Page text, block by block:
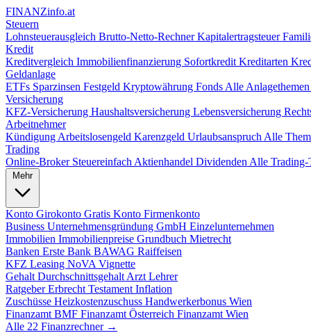
FINANZinfo.at
Steuern
Lohnsteuerausgleich Brutto-Netto-RechnerKapitalertragsteuer
Kredit
Kreditvergleich Immobilienfinanzierung Sofortkredit Kreditarten
Geldanlage
ETFs Sparzinsen Festgeld Kryptowährung Fonds Alle
Versicherung
KFZ-Versicherung Haushaltsversicherung Lebensversicherung
Arbeitnehmer
Kündigung Arbeitslosengeld Karenzgeld Urlaubsanspruch Alle
Trading
Online-Broker Steuereinfach Aktienhandel Dividenden Alle
Mehr
Konto Girokonto Gratis Konto Firmenkonto
Business Unternehmensgründung GmbH Einzelunternehmen
Immobilien Immobilienpreise Grundbuch Mietrecht
Banken Erste Bank BAWAG Raiffeisen
KFZ Leasing NoVA Vignette
Gehalt Durchschnittsgehalt Arzt Lehrer
RatgeberErbrecht Testament Inflation
Zuschüsse Heizkostenzuschuss Handwerkerbonus Wien
Finanzamt BMF Finanzamt Österreich Finanzamt Wien
Alle 22 Finanzrechner →